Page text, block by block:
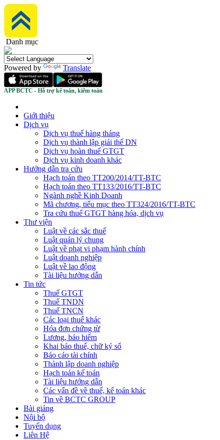
Danh mục
Powered by Translate
APP BCTC - Hỗ trợ kế toán, kiểm toán
Giới thiệu
Dịch vụ
Dịch vụ thuế hàng tháng
Dịch vụ thành lập giải thể DN
Dịch vụ hoàn thuế GTGT
Dịch vụ kinh doanh khác
Hướng dẫn tra cứu
Hạch toán theo TT200/2014/TT-BTC
Hạch toán theo TT133/2016/TT-BTC
Ngành nghề Kinh Doanh
Mã chương, tiểu mục theo TT324/2016/TT-BTC
Tra cứu thuế GTGT hàng hóa, dịch vụ
Thư viện
Luật về các sắc thuế
Luật quản lý chung
Luật về phạt vi phạm hành chính
Luật doanh nghiệp
Luật về lao động
Tài liệu hướng dẫn
Tin tức
Thuế GTGT
Thuế TNDN
Thuế TNCN
Các loại thuế khác
Hóa đơn chứng từ
Lương, bảo hiểm
Khai báo thuế, chữ ký số
Báo cáo tài chính
Thành lập doanh nghiệp
Hạch toán kế toán
Tài liệu hướng dẫn
Các vấn đề về thuế, kế toán khác
Tin về BCTC GROUP
Bài giảng
Nội bộ
Tuyển dụng
Liên Hệ